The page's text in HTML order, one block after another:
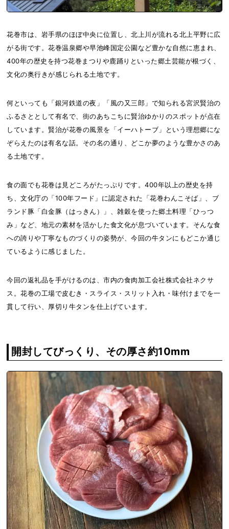
花巻市は、岩手県のほぼ中央に位置し、北上川が流れる北上平野に広
がる街です。花巻温泉郷や早池峰国定公園など豊かな自然に恵まれ、
400年の歴史を持つ花巻まつりや鹿踊りといった郷土芸能が根づく、
文化の奥行きが感じられる土地です。
何といっても「銀河鉄道の夜」「風の又三郎」で知られる宮沢賢治の
ふるさととして有名で、街のあちこちに賢治ゆかりのスポットが点在
しています。賢治が花巻の風景を「イーハトーブ」という理想郷にな
ぞらえたのは有名な話。その名の通り、どこか夢のような豊かさのあ
る土地です。
食の面でも花巻は見どころがたっぷりです。400年以上の歴史を持
ち、文化庁の「100年フード」に認定された「花巻わんこそば」、ブ
ランド豚「白金豚（はっきん）」、雑穀を使った郷土料理「ひっつ
み」など、地元の素材を活かした食文化が息づいています。そんな食
への誇りや丁寧なものづくりの姿勢が、今回の牛タンにもどこか通じ
ているように感じました。
今回の返礼品を手がけるのは、市内の食肉加工会社株式会社ネクサ
ス。花巻の工場で皮むき・スライス・スリット入れ・味付けまでを一
貫して行い、厚切り牛タンを仕上げています。
開封してびっくり、その厚さ約10mm